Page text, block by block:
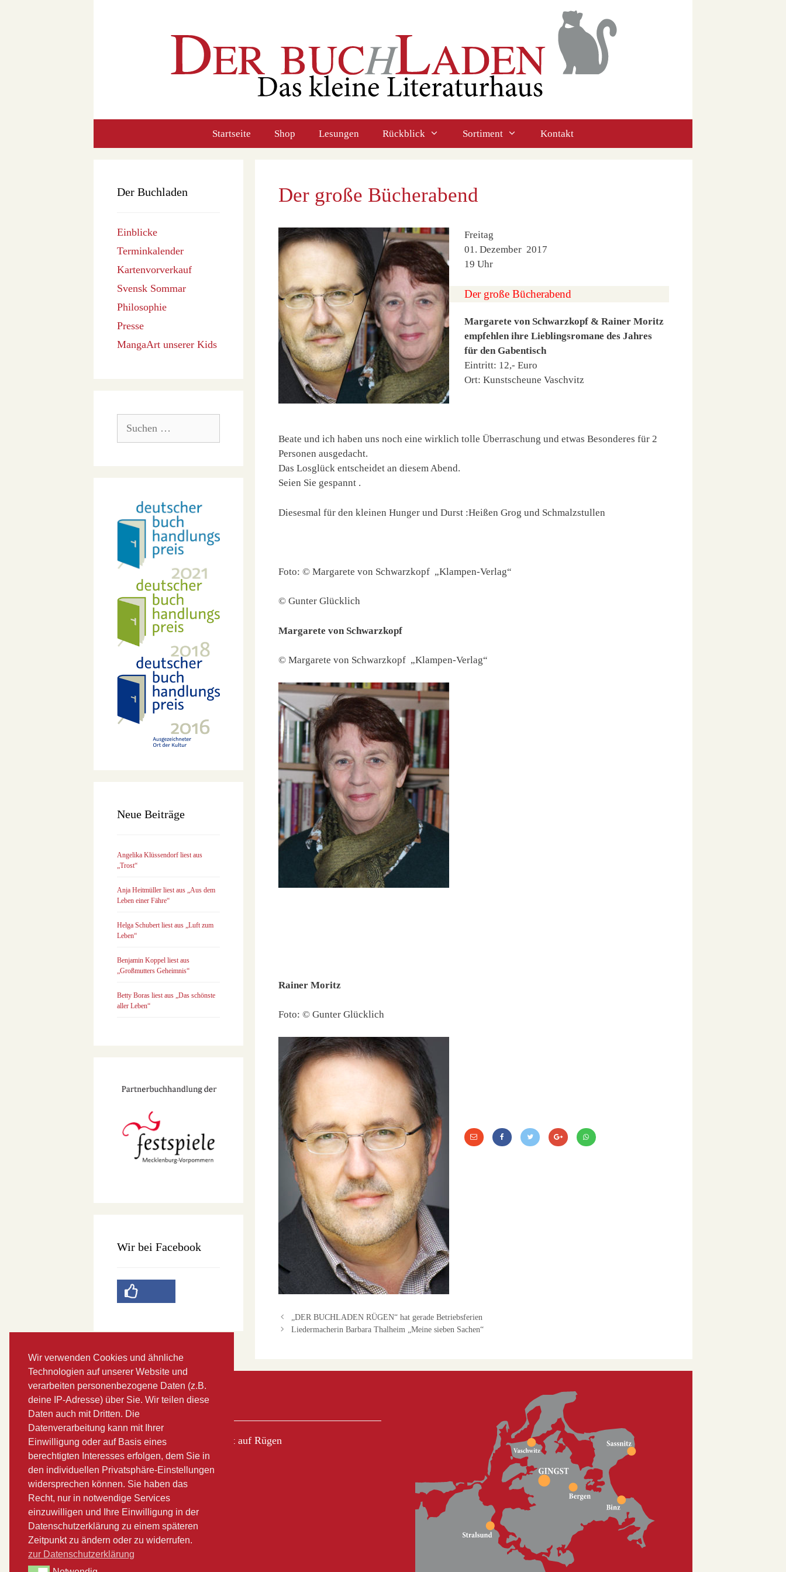
Startseite Shop Lesungen Rückblick Sortiment Kontakt
Der große Bücherabend
Freitag
01. Dezember 2017
19 Uhr
Der große Bücherabend
Margarete von Schwarzkopf & Rainer Moritz
empfehlen ihre Lieblingsromane des Jahres
für den Gabentisch
Eintritt: 12,- Euro
Ort: Kunstscheune Vaschvitz
Beate und ich haben uns noch eine wirklich tolle Überraschung und etwas Besonderes für 2
Personen ausgedacht.
Das Losglück entscheidet an diesem Abend.
Seien Sie gespannt .
Diesesmal für den kleinen Hunger und Durst :Heißen Grog und Schmalzstullen
Foto: © Margarete von Schwarzkopf „Klampen-Verlag“
© Gunter Glücklich
Margarete von Schwarzkopf
© Margarete von Schwarzkopf „Klampen-Verlag“
Rainer Moritz
Foto: © Gunter Glücklich
„DER BUCHLADEN RÜGEN“ hat gerade Betriebsferien
Liedermacherin Barbara Thalheim „Meine sieben Sachen“
Der Buchladen
Einblicke
Terminkalender
Kartenvorverkauf
Svensk Sommar
Philosophie
Presse
MangaArt unserer Kids
Neue Beiträge
Angelika Klüssendorf liest aus
„Trost“
Anja Heitmüller liest aus „Aus dem
Leben einer Fähre“
Helga Schubert liest aus „Luft zum
Leben“
Benjamin Koppel liest aus
„Großmutters Geheimnis“
Betty Boras liest aus „Das schönste
aller Leben“
Wir bei Facebook
Der Buchladen
Am Markt 6 | 18569 Gingst auf Rügen
Telefon 038305 53 59 16
Öffnungszeiten:
Mo-Fr 10.00 – 18.00
Sa 10.00 – 12.00
Im Sommer oft länger
Wir verwenden Cookies und ähnliche
Technologien auf unserer Website und
verarbeiten personenbezogene Daten (z.B.
deine IP-Adresse) über Sie. Wir teilen diese
Daten auch mit Dritten. Die
Datenverarbeitung kann mit Ihrer
Einwilligung oder auf Basis eines
berechtigten Interesses erfolgen, dem Sie in
den individuellen Privatsphäre-Einstellungen
widersprechen können. Sie haben das
Recht, nur in notwendige Services
einzuwilligen und Ihre Einwilligung in der
Datenschutzerklärung zu einem späteren
Zeitpunkt zu ändern oder zu widerrufen.
zur Datenschutzerklärung